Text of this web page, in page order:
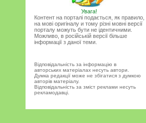
Увага!
Контент на порталі подається, як правило,
на мові оригіналу и тому різні мовні версії
порталу можуть бути не ідентичними.
Можливо, в російській версії більше
інформації з даної теми.
Відповідальність за інформацію в
авторських матеріалах несуть автори.
Думка редакції може не збігатися з думкою
авторів матеріалу.
Відповідальність за зміст реклами несуть
рекламодавці.